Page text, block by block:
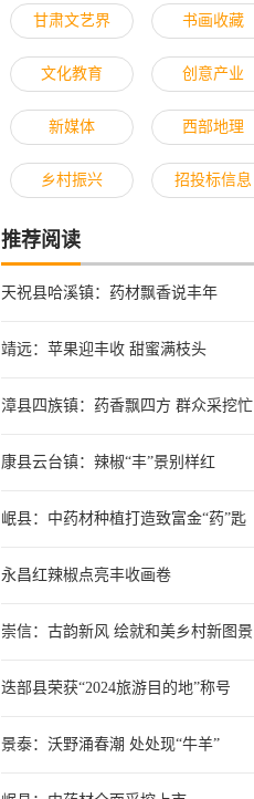
甘肃文艺界 书画收藏
文化教育 创意产业
新媒体 西部地理
乡村振兴 招投标信息
推荐阅读
天祝县哈溪镇：药材飘香说丰年
靖远：苹果迎丰收 甜蜜满枝头
漳县四族镇：药香飘四方 群众采挖忙
康县云台镇：辣椒“丰”景别样红
岷县：中药材种植打造致富金“药”匙
永昌红辣椒点亮丰收画卷
崇信：古韵新风 绘就和美乡村新图景
迭部县荣获“2024旅游目的地”称号
景泰：沃野涌春潮 处处现“牛羊”